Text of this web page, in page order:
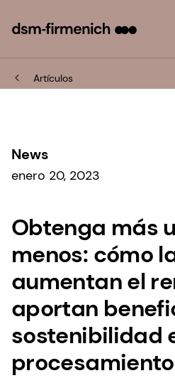
Artículos
News
enero 20, 2023
Obtenga más
menos: cómo
aumentan el
aportan
sostenibilidad